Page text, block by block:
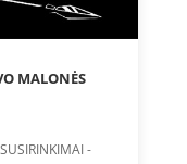
MALONĖS
-